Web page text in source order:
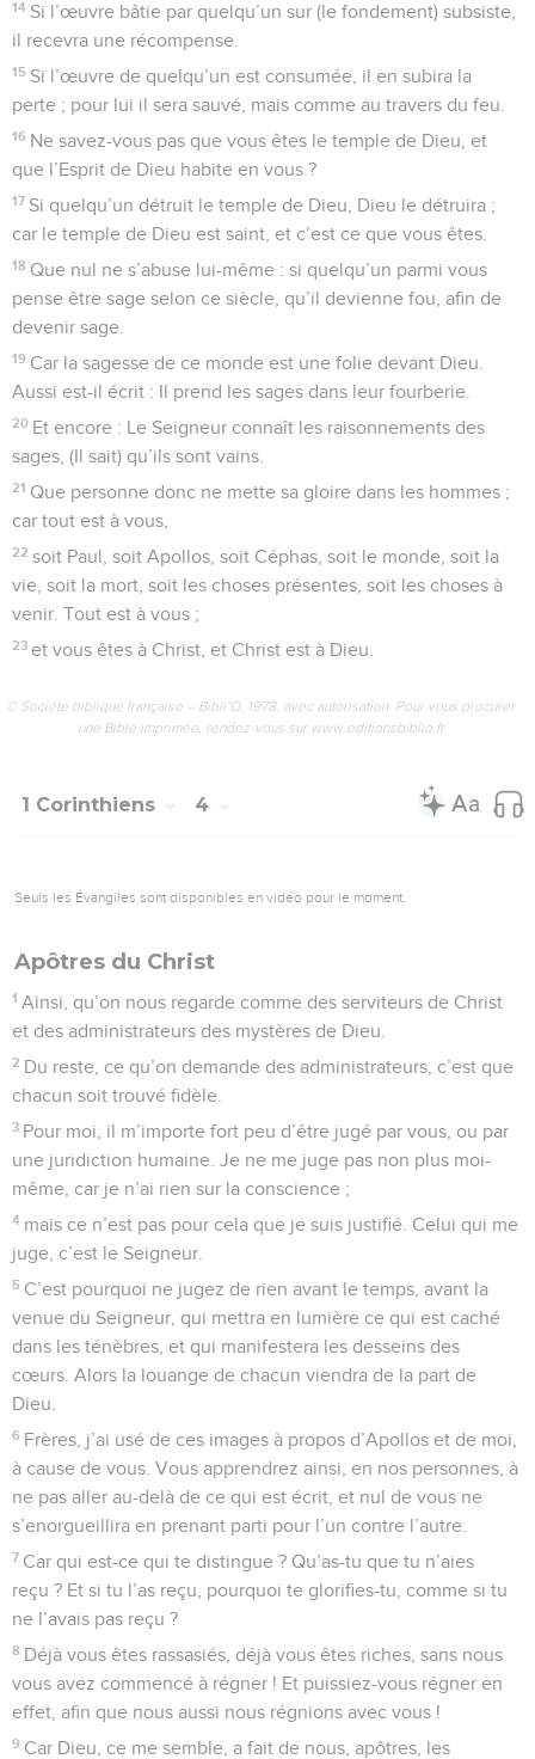
14 Si l’œuvre bâtie par quelqu’un sur (le fondement) subsiste,
il recevra une récompense.
15 Si l’œuvre de quelqu’un est consumée, il en subira la
perte ; pour lui il sera sauvé, mais comme au travers du feu.
16 Ne savez-vous pas que vous êtes le temple de Dieu, et
que l’Esprit de Dieu habite en vous ?
17 Si quelqu’un détruit le temple de Dieu, Dieu le détruira ;
car le temple de Dieu est saint, et c’est ce que vous êtes.
18 Que nul ne s’abuse lui-même : si quelqu’un parmi vous
pense être sage selon ce siècle, qu’il devienne fou, afin de
devenir sage.
19 Car la sagesse de ce monde est une folie devant Dieu.
Aussi est-il écrit : Il prend les sages dans leur fourberie.
20 Et encore : Le Seigneur connaît les raisonnements des
sages, (Il sait) qu’ils sont vains.
21 Que personne donc ne mette sa gloire dans les hommes ;
car tout est à vous,
22 soit Paul, soit Apollos, soit Céphas, soit le monde, soit la
vie, soit la mort, soit les choses présentes, soit les choses à
venir. Tout est à vous ;
23 et vous êtes à Christ, et Christ est à Dieu.
© Société biblique française – Bibli’O, 1978, avec autorisation. Pour vous procurer
une Bible imprimée, rendez-vous sur www.editionsbiblio.fr
1 Corinthiens 4
Seuls les Évangiles sont disponibles en vidéo pour le moment.
Apôtres du Christ
1 Ainsi, qu’on nous regarde comme des serviteurs de Christ
et des administrateurs des mystères de Dieu.
2 Du reste, ce qu’on demande des administrateurs, c’est que
chacun soit trouvé fidèle.
3 Pour moi, il m’importe fort peu d’être jugé par vous, ou par
une juridiction humaine. Je ne me juge pas non plus moi-
même, car je n’ai rien sur la conscience ;
4 mais ce n’est pas pour cela que je suis justifié. Celui qui me
juge, c’est le Seigneur.
5 C’est pourquoi ne jugez de rien avant le temps, avant la
venue du Seigneur, qui mettra en lumière ce qui est caché
dans les ténèbres, et qui manifestera les desseins des
cœurs. Alors la louange de chacun viendra de la part de
Dieu.
6 Frères, j’ai usé de ces images à propos d’Apollos et de moi,
à cause de vous. Vous apprendrez ainsi, en nos personnes, à
ne pas aller au-delà de ce qui est écrit, et nul de vous ne
s’enorgueillira en prenant parti pour l’un contre l’autre.
7 Car qui est-ce qui te distingue ? Qu’as-tu que tu n’aies
reçu ? Et si tu l’as reçu, pourquoi te glorifies-tu, comme si tu
ne l’avais pas reçu ?
8 Déjà vous êtes rassasiés, déjà vous êtes riches, sans nous
vous avez commencé à régner ! Et puissiez-vous régner en
effet, afin que nous aussi nous régnions avec vous !
9 Car Dieu, ce me semble, a fait de nous, apôtres, les